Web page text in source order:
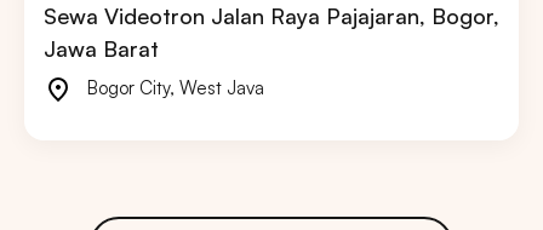
Sewa Videotron Jalan Raya Pajajaran, Bogor,
Jawa Barat
Bogor City, West Java